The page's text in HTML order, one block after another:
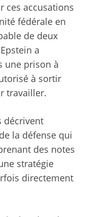
ces accusations
fédérale en
de deux
a
une prison à
à sortir
travailler.
décrivent
la défense qui
des notes
stratégie
directement